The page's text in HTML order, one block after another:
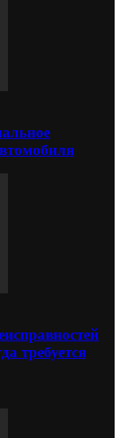
требуется